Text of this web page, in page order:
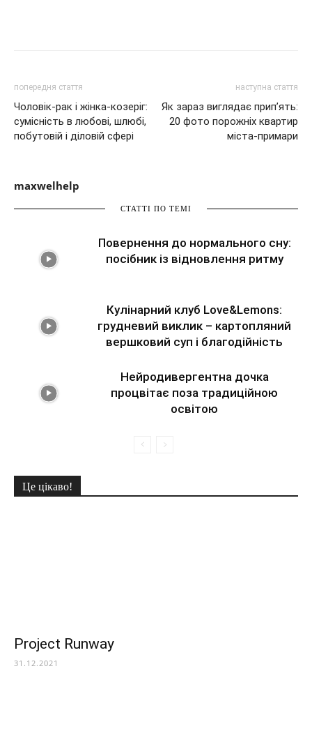
попередня стаття
Чоловік-рак і жінка-козеріг:
сумісність в любові, шлюбі,
побутовій і діловій сфері
наступна стаття
Як зараз виглядає прип’ять:
20 фото порожніх квартир
міста-примари
maxwelhelp
СТАТТІ ПО ТЕМІ
Повернення до нормального сну:
посібник із відновлення ритму
Кулінарний клуб Love&Lemons:
грудневий виклик – картопляний
вершковий суп і благодійність
Нейродивергентна дочка
процвітає поза традиційною
освітою
Це цікаво!
Project Runway
31.12.2021